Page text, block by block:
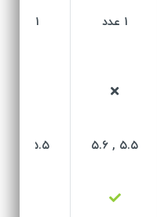
۱ عدد ۱ عدد
۵.۵ , ۵.۶ ۵.۵ , ۵.۶